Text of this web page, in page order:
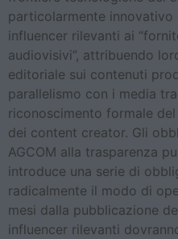
particolarmente innovativo
influencer rilevanti ai
audiovisivi”, attribuendo
editoriale sui contenuti
parallelismo con i media
riconoscimento formale
dei content creator. Gli
AGCOM alla trasparenza
introduce una serie di
radicalmente il modo di
mesi dalla pubblicazione
influencer rilevanti